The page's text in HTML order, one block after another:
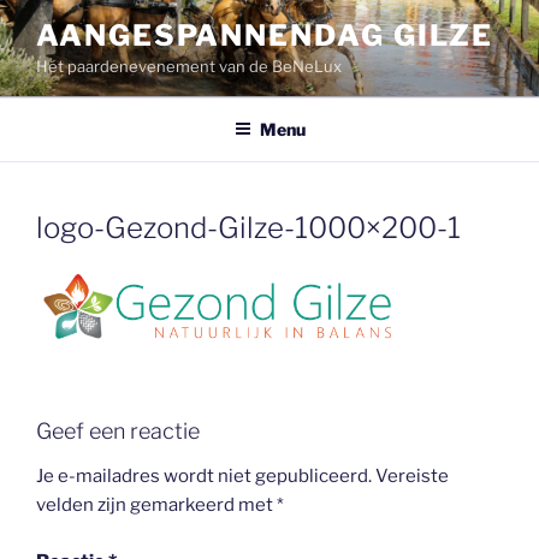
Ga
naar
de
inhoud
AANGESPANNENDAG GILZE
Hét paardenevenement van de BeNeLux
Menu
logo-Gezond-Gilze-1000×200-1
Geef een reactie
Je e-mailadres wordt niet gepubliceerd.Vereiste
velden zijn gemarkeerd met*